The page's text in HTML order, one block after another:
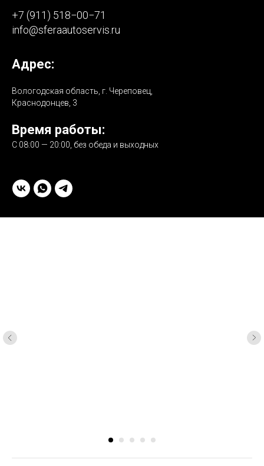
+7 (911) 518−00−71
info@sferaautoservis.ru
Адрес:
Вологодская область, г. Череповец,
Краснодонцев, 3
Время работы:
С 08:00 — 20:00, без обеда и выходных